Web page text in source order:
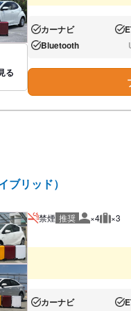
る
あり:カーナビ あ
あり:Bluetooth な
ブリッド）
禁煙 推奨 推奨人数
×4 推奨
×3
あり:カーナビ あ